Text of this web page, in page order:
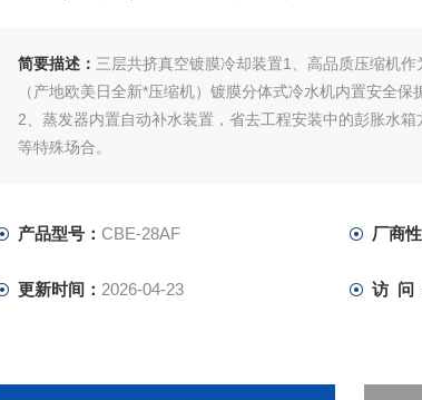
简要描述： 三层共挤真空镀膜冷却装置1、高品质压缩机
（产地欧美日全新*压缩机）镀膜分体式冷水机内置安全保
2、蒸发器内置自动补水装置，省去工程安装中的彭胀水
等特殊场合。
产品型号： CBE-28AF 厂商性
更新时间： 2026-04-23 访 问